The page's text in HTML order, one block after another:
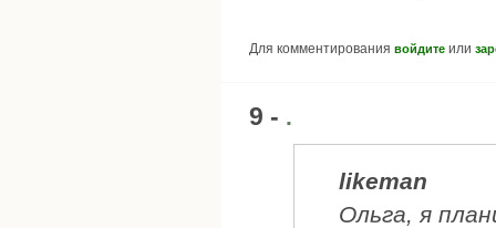
Для комментирования войдите или
9 - .
likeman
Ольга, я